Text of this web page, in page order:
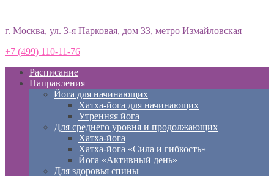
г. Москва, ул. 3-я Парковая, дом 33, метро Измайловская
+7 (499) 110-11-76
Расписание
Направления
Йога для начинающих
Хатха-йога для начинающих
Утренняя йога
Для среднего уровня и продолжающих
Хатха-йога
Хатха-йога «Сила и гибкость»
Йога «Активный день»
Для здоровья спины